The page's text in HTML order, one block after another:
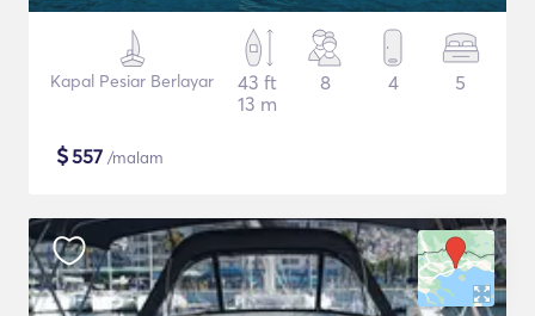
Kapal Pesiar Berlayar
43 ft
13 m
8 4 5
$557 /malam